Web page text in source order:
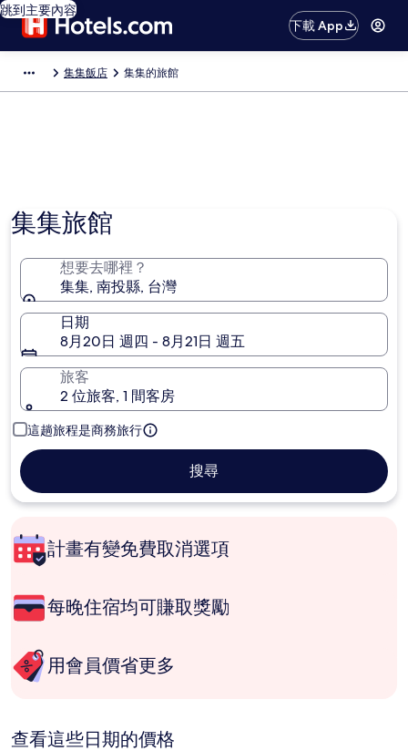
跳到主要內容
下載 App
集集飯店 集集的旅館
集集旅館
想要去哪裡？
集集, 南投縣, 台灣
日期
8月20日 週四 - 8月21日 週五
旅客
2 位旅客, 1 間客房
這趟旅程是商務旅行
搜尋
計畫有變免費取消選項
每晚住宿均可賺取獎勵
用會員價省更多
查看這些日期的價格